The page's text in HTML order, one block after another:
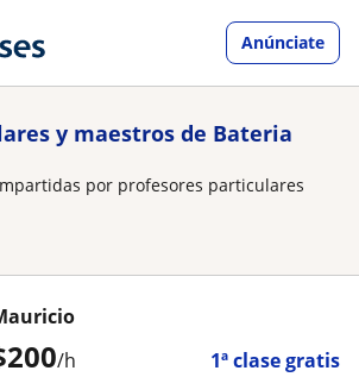
Anúnciate
y maestros de Bateria
por profesores particulares
200/h 1ª clase gratis